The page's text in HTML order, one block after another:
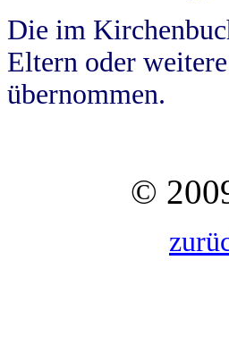
Die im
Eltern oder
übernommen.
©